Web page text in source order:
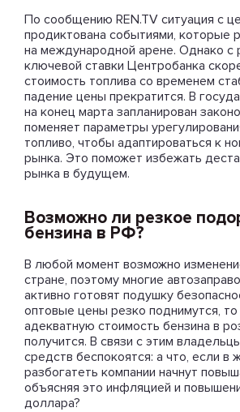
По сообщению REN.TV ситуация с
продиктована событиями, которые
на международной арене. Однако с
ключевой ставки Центробанка
стоимость топлива со временем
падение цены прекратится. В
на конец марта запланирован
поменяет параметры
топливо, чтобы адаптироваться к
рынка. Это поможет избежать
рынка в будущем.
Возможно ли резкое
бензина в РФ?
В любой момент возможно
стране, поэтому многие
активно готовят подушку
оптовые цены резко поднимутся,
адекватную стоимость бензина в
получится. В связи с этим
средств беспокоятся: а что, если в
разбогатеть компании начнут
объясняя это инфляцией и
доллара?